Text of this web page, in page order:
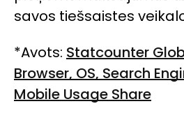
savos tiešsaistes
*Avots: Statcounter
Browser, OS, Search
Mobile Usage Share